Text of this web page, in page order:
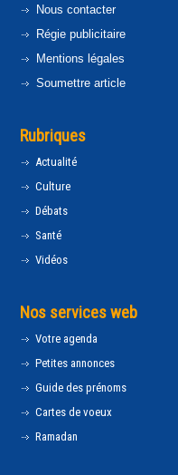
Nous contacter
Régie publicitaire
Mentions légales
Soumettre article
Rubriques
Actualité
Culture
Débats
Santé
Vidéos
Nos services web
Votre agenda
Petites annonces
Guide des prénoms
Cartes de voeux
Ramadan